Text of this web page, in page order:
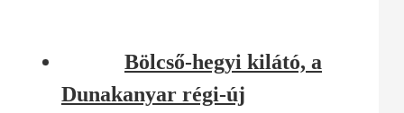
Bölcső-hegyi kilátó, a
Dunakanyar régi-új